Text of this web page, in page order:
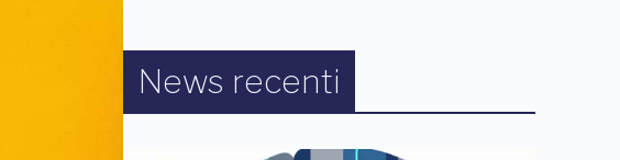
News recenti